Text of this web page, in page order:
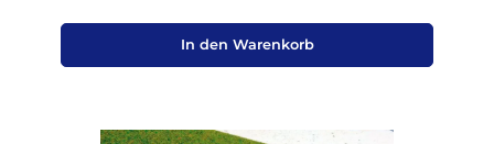
In den Warenkorb